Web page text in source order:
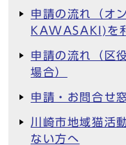
申請の流れ（オ
KAWASAKI)を
申請の流れ（区
場合）
申請・お問合せ
川崎市地域猫活
ない方へ